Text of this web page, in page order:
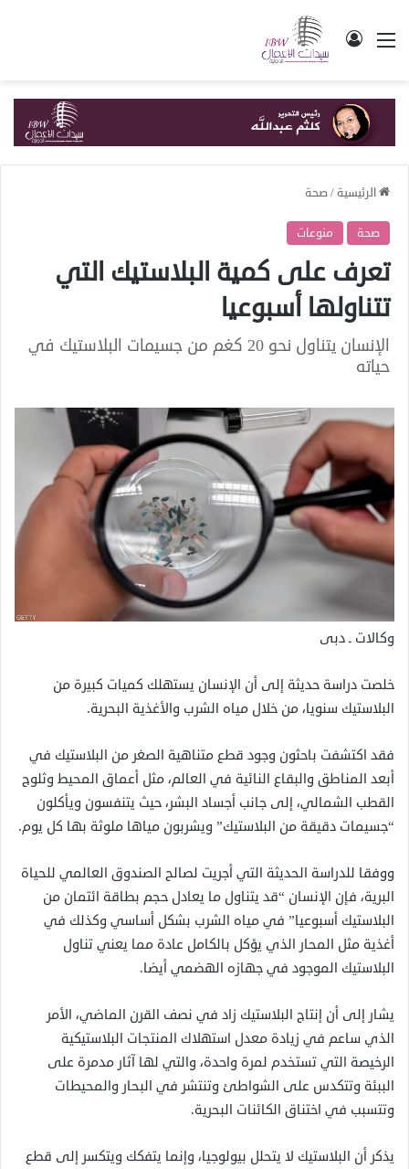
القائمة تسجيل الدخول
الرئيسية/صحة
صحة منوعات
تعرف على كمية البلاستيك التي
تتناولها أسبوعيا
الإنسان يتناول نحو 20 كغم من جسيمات البلاستيك في
حياته
وكالات ـ دبى
خلصت دراسة حديثة إلى أن الإنسان يستهلك كميات كبيرة من
البلاستيك سنويا، من خلال مياه الشرب والأغذية البحرية.
فقد اكتشفت باحثون وجود قطع متناهية الصغر من البلاستيك في
أبعد المناطق والبقاع النائية في العالم، مثل أعماق المحيط وثلوج
القطب الشمالي، إلى جانب أجساد البشر، حيث يتنفسون ويأكلون
“جسيمات دقيقة من البلاستيك” ويشربون مياها ملوثة بها كل يوم.
ووفقا للدراسة الحديثة التي أجريت لصالح الصندوق العالمي للحياة
البرية، فإن الإنسان “قد يتناول ما يعادل حجم بطاقة ائتمان من
البلاستيك أسبوعيا” في مياه الشرب بشكل أساسي وكذلك في
أغذية مثل المحار الذي يؤكل بالكامل عادة مما يعني تناول
البلاستيك الموجود في جهازه الهضمي أيضا.
يشار إلى أن إنتاج البلاستيك زاد في نصف القرن الماضي، الأمر
الذي ساعم في زيادة معدل استهلاك المنتجات البلاستيكية
الرخيصة التي تستخدم لمرة واحدة، والتي لها آثار مدمرة على
الببئة وتتكدس على الشواطئ وتنتشر في البحار والمحيطات
وتتسبب في اختناق الكائنات البحرية.
يذكر أن البلاستيك لا يتحلل بيولوجيا، وإنما يتفكك ويتكسر إلى قطع